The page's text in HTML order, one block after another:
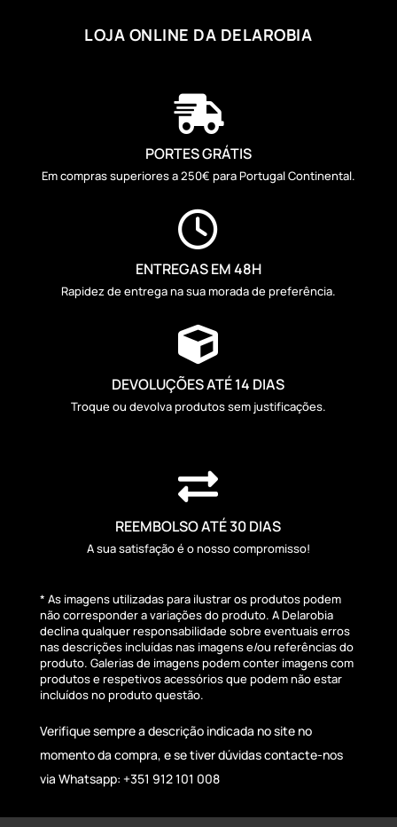
LOJA ONLINE DA DELAROBIA

PORTES GRÁTIS
Em compras superiores a 250€ para Portugal Continental.

ENTREGAS EM 48H
Rapidez de entrega na sua morada de preferência.

DEVOLUÇÕES ATÉ 14 DIAS
Troque ou devolva produtos sem justificações.

REEMBOLSO ATÉ 30 DIAS
A sua satisfação é o nosso compromisso!
* As imagens utilizadas para ilustrar os produtos podem
não corresponder a variações do produto. A Delarobia
declina qualquer responsabilidade sobre eventuais erros
nas descrições incluídas nas imagens e/ou referências do
produto. Galerias de imagens podem conter imagens com
produtos e respetivos acessórios que podem não estar
incluídos no produto questão.
Verifique sempre a descrição indicada no site no
momento da compra, e se tiver dúvidas contacte-nos
via Whatsapp: +351 912 101 008